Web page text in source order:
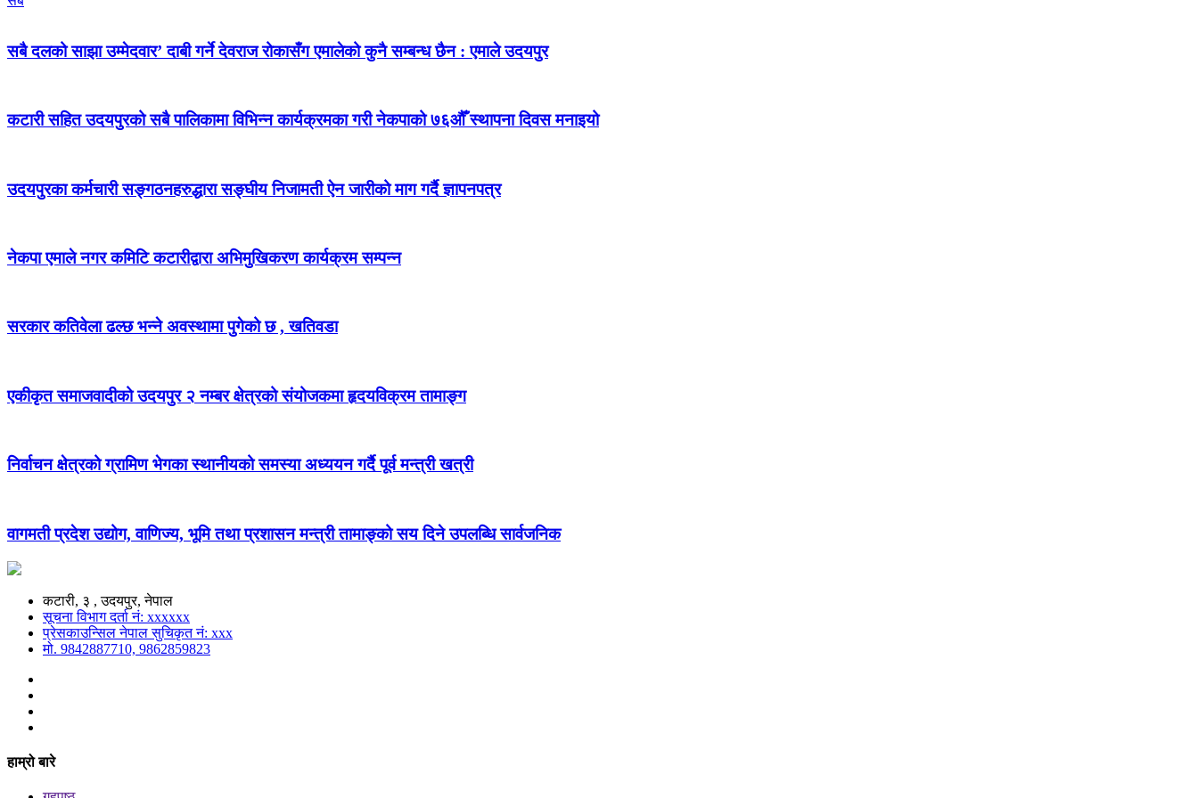
सबै दलको साझा उम्मेदवार’ दाबी गर्ने देवराज रोकासँग एमालेको कुनै सम्बन्ध छैन : एमाले उदयपुर
कटारी सहित उदयपुरको सबै पालिकामा विभिन्न कार्यक्रमका गरी नेकपाको ७६औँ स्थापना दिवस मनाइयो
उदयपुरका कर्मचारी सङ्गठनहरुद्धारा सङ्घीय निजामती ऐन जारीको माग गर्दै ज्ञापनपत्र
नेकपा एमाले नगर कमिटि कटारीद्वारा अभिमुखिकरण कार्यक्रम सम्पन्न
सरकार कतिवेला ढल्छ भन्ने अवस्थामा पुगेको छ , खतिवडा
एकीकृत समाजवादीको उदयपुर २ नम्बर क्षेत्रको संयोजकमा हृदयविक्रम तामाङ्ग
निर्वाचन क्षेत्रको ग्रामिण भेगका स्थानीयको समस्या अध्ययन गर्दै पूर्व मन्त्री खत्री
वागमती प्रदेश उद्योग, वाणिज्य, भूमि तथा प्रशासन मन्त्री तामाङ्को सय दिने उपलब्धि सार्वजनिक
कटारी, ३ , उदयपुर, नेपाल
सूचना विभाग दर्ता नं: xxxxxx
प्रेसकाउन्सिल नेपाल सुचिकृत नं: xxx
मो. 9842887710, 9862859823
हाम्रो बारे